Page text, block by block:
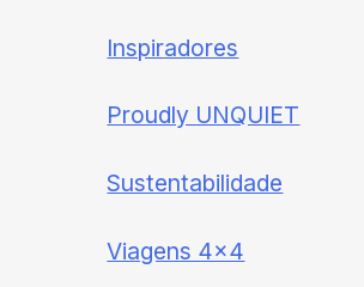
Inspiradores
Proudly UNQUIET
Sustentabilidade
Viagens 4×4